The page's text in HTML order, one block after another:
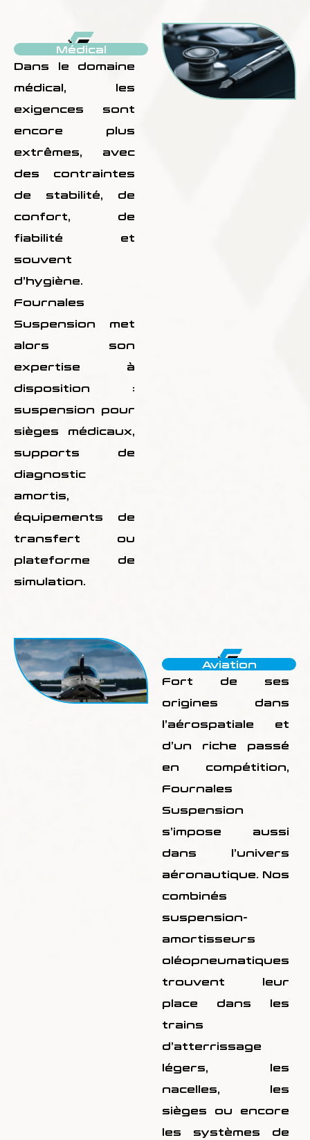
Médical
Dans le domaine
médical, les
exigences sont
encore plus
extrêmes, avec
des contraintes
de stabilité, de
confort, de
fiabilité et
souvent
d’hygiène.
Fournales
Suspension met
alors son
expertise à
disposition :
suspension pour
sièges médicaux,
supports de
diagnostic
amortis,
équipements de
transfert ou
plateforme de
simulation.
Aviation
Fort de ses
origines dans
l’aérospatiale et
d’un riche passé
en compétition,
Fournales
Suspension
s’impose aussi
dans l’univers
aéronautique. Nos
combinés
suspension-
amortisseurs
oléopneumatiques
trouvent leur
place dans les
trains
d’atterrissage
légers, les
nacelles, les
sièges ou encore
les systèmes de